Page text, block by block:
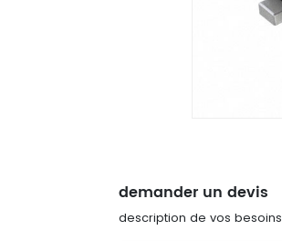
demander un devis
description de vos besoins